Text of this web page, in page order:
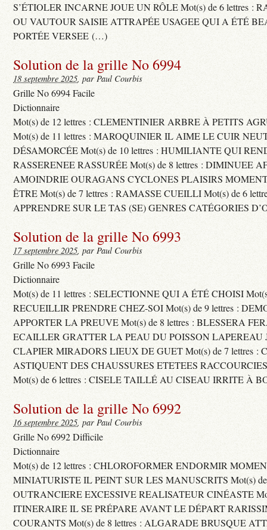
S’ÉTIOLER INCARNE JOUE UN RÔLE Mot(s) de 6 lettres :
OU VAUTOUR SAISIE ATTRAPÉE USAGEE QUI A ÉTÉ
PORTÉE VERSEE (…)
Solution de la grille No 6994
18 septembre 2025, par Paul Courbis
Grille No 6994 Facile
Dictionnaire
Mot(s) de 12 lettres : CLEMENTINIER ARBRE À PETITS
Mot(s) de 11 lettres : MAROQUINIER IL AIME LE CUIR
DÉSAMORCÉE Mot(s) de 10 lettres : HUMILIANTE QUI
RASSERENEE RASSURÉE Mot(s) de 8 lettres : DIMINUEE
AMOINDRIE OURAGANS CYCLONES PLAISIRS
ÊTRE Mot(s) de 7 lettres : RAMASSE CUEILLI Mot(s) de 6
APPRENDRE SUR LE TAS (SE) GENRES CATÉGORIES
Solution de la grille No 6993
17 septembre 2025, par Paul Courbis
Grille No 6993 Facile
Dictionnaire
Mot(s) de 11 lettres : SELECTIONNE QUI A ÉTÉ CHOISI
RECUEILLIR PRENDRE CHEZ-SOI Mot(s) de 9 lettres :
APPORTER LA PREUVE Mot(s) de 8 lettres : BLESSERA
ECAILLER GRATTER LA PEAU DU POISSON LAPEREAU
CLAPIER MIRADORS LIEUX DE GUET Mot(s) de 7 lettres :
ASTIQUENT DES CHAUSSURES ETETEES
Mot(s) de 6 lettres : CISELE TAILLÉ AU CISEAU IRRITE À
Solution de la grille No 6992
16 septembre 2025, par Paul Courbis
Grille No 6992 Difficile
Dictionnaire
Mot(s) de 12 lettres : CHLOROFORMER ENDORMIR
MINIATURISTE IL PEINT SUR LES MANUSCRITS Mot(s) de
OUTRANCIERE EXCESSIVE REALISATEUR CINÉASTE
ITINERAIRE IL SE PRÉPARE AVANT LE DÉPART
COURANTS Mot(s) de 8 lettres : ALGARADE BRUSQUE